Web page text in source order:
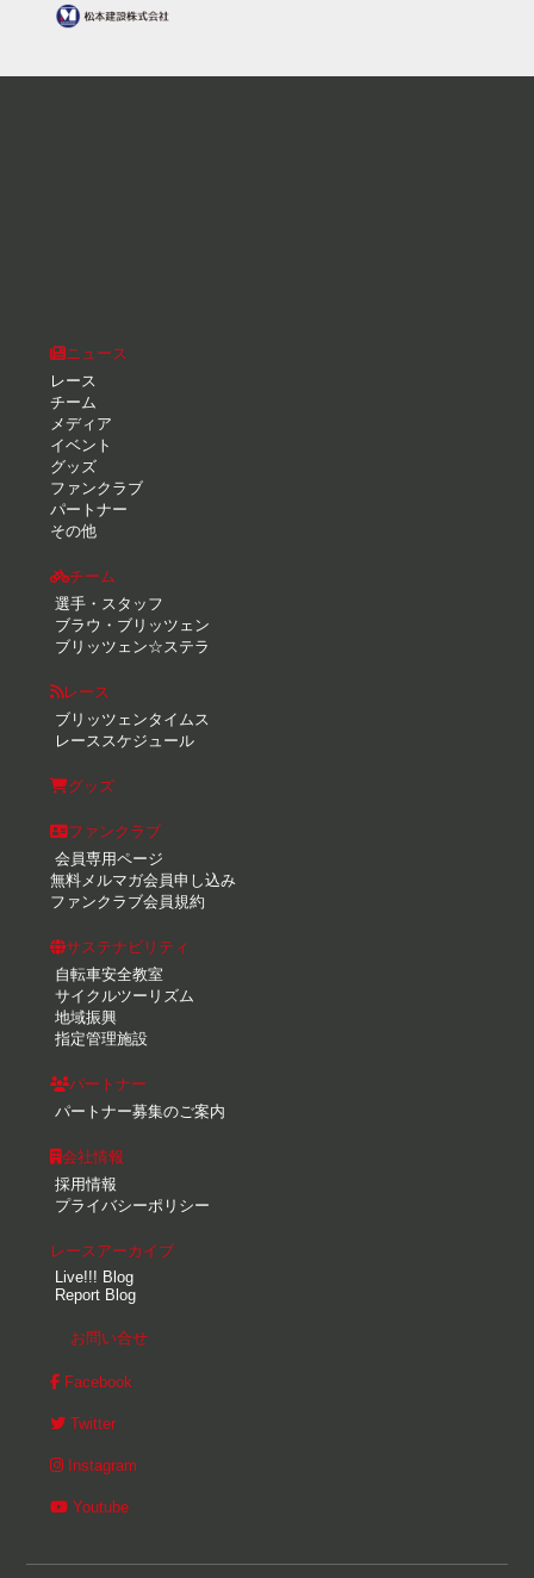
ニュース
レース
チーム
メディア
イベント
グッズ
ファンクラブ
パートナー
その他
チーム
選手・スタッフ
ブラウ・ブリッツェン
ブリッツェン☆ステラ
レース
ブリッツェンタイムス
レーススケジュール
グッズ
ファンクラブ
会員専用ページ
無料メルマガ会員申し込み
ファンクラブ会員規約
サステナビリティ
自転車安全教室
サイクルツーリズム
地域振興
指定管理施設
パートナー
パートナー募集のご案内
会社情報
採用情報
プライバシーポリシー
レースアーカイブ
Live!!! Blog
Report Blog
お問い合せ
Facebook
Twitter
Instagram
Youtube